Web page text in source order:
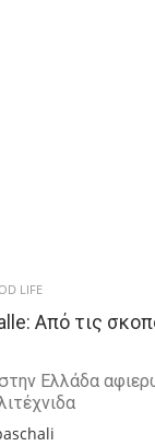
LIFE
Από τις
Ελλάδα